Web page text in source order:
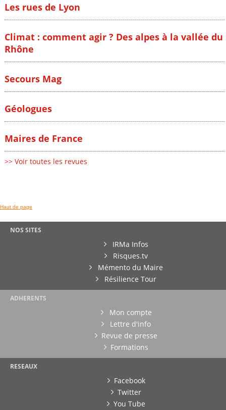
Les rues de Lyon
Climat : comment agir ? Des alpes à la vallée du
Rhône
Secours Mag
Géologues
Maires de France
>> Voir toutes les revues
Haut de page
NOS SITES
IRMa Infos
Risques.tv
Mémento du Maire
Résilience Tour
ADHERENTS
Mon compte
Lettre d'info
Revue de presse
Formations
RESEAUX
Facebook
Twitter
You Tube